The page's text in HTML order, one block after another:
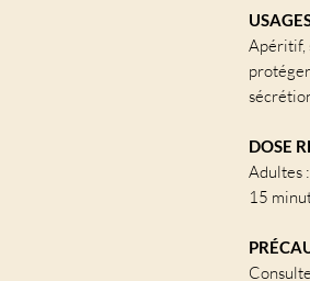
Apéritif,
DOSE
Adultes
15